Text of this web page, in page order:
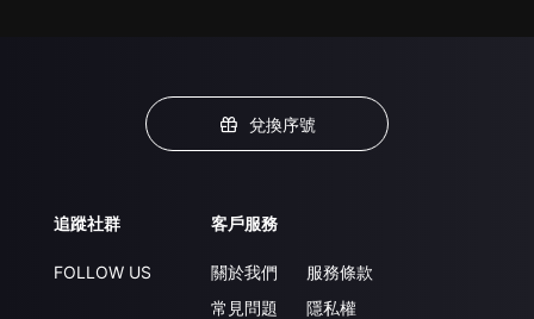
兌換序號
追蹤社群
FOLLOW US
客戶服務
關於我們
常見問題
服務條款
隱私權